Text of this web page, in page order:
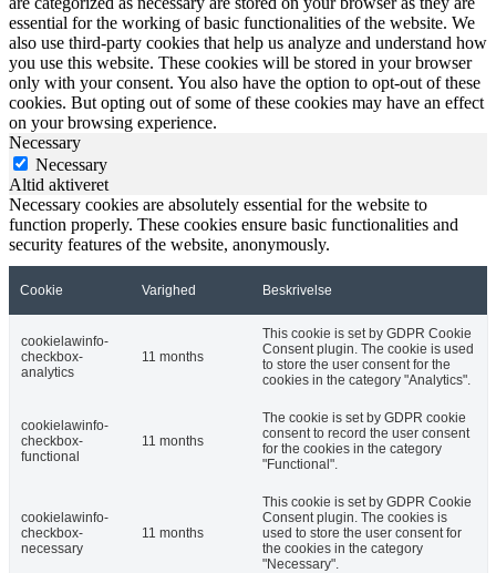
essential for the working of basic functionalities of the website. We
also use third-party cookies that help us analyze and understand how
you use this website. These cookies will be stored in your browser
only with your consent. You also have the option to opt-out of these
cookies. But opting out of some of these cookies may have an effect
on your browsing experience.
Necessary
Necessary
Altid aktiveret
Necessary cookies are absolutely essential for the website to
function properly. These cookies ensure basic functionalities and
security features of the website, anonymously.
Cookie Varighed Beskrivelse
cookielawinfo-
checkbox-
analytics
11 months
This cookie is set by GDPR Cookie
Consent plugin. The cookie is used
to store the user consent for the
cookies in the category "Analytics".
cookielawinfo-
checkbox-
functional
11 months
The cookie is set by GDPR cookie
consent to record the user consent
for the cookies in the category
"Functional".
cookielawinfo-
checkbox-
necessary
11 months
This cookie is set by GDPR Cookie
Consent plugin. The cookies is
used to store the user consent for
the cookies in the category
"Necessary".